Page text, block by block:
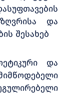
და
შესახებ
და